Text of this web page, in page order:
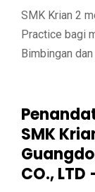
SMK Krian 2
Practice bagi
Bimbingan
SMK
CO.,